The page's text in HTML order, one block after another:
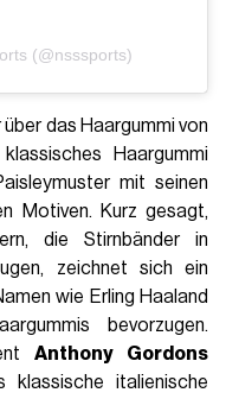
(@nsssports)
das Haargummi von
Haargummi
mit seinen
Motiven. Kurz gesagt,
die Stirnbänder in
zeichnet sich ein
wie Erling Haaland
bevorzugen.
Anthony Gordons
klassische italienische